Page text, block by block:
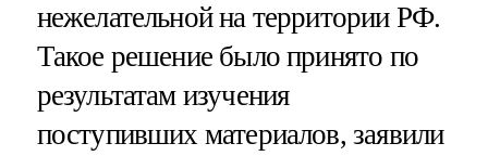
нежелательной на территории РФ.
Такое решение было принято по
результатам изучения
поступивших материалов, заявили